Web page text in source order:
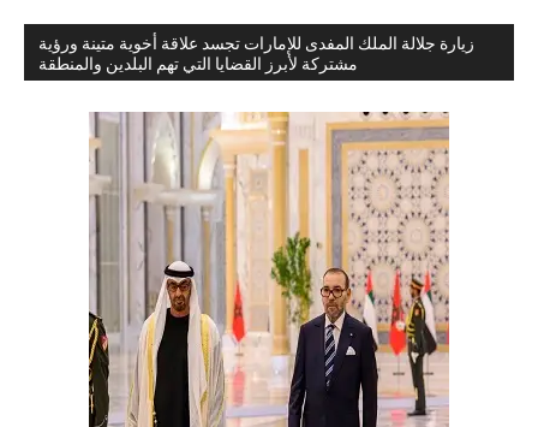
زيارة جلالة الملك المفدى للإمارات تجسد علاقة أخوية متينة ورؤية
مشتركة لأبرز القضايا التي تهم البلدين والمنطقة